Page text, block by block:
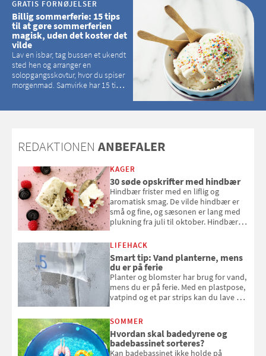
GRATIS FORNØJELSER
Billig sommerferie: 15 tips
til at gøre sommerferien
magisk, uden det koster det
vilde
Lav en isbar, tag bussen et ukendt
sted hen og arranger en
solopgangsskovtur, hvor du spiser
morgenmad. Samvirke har 15 tips
REDAKTIONEN ANBEFALER
KAGER
30 søde opskrifter med hindbær
Hindbær frister med en liflig og
aromatisk smag. De vilde hindbær er
små og fine, og sæsonen er lang med
plukning fra juli til oktober. Hindbær
kan bruge dine hindbær i alt fra
bagværk og salater til is og syltning.
LIFEHACK
Smart tip: Vand planterne, mens
du er på ferie
Planter og blomster har brug for vand,
mens du er på ferie. Med en plastpose,
vatpind og et par strips kan du lave dit
at bede naboen om at vande eller
komme hjem til døde planter
SOMMER
Hvordan skal badedyrene og
badebassinet sorteres?
Kan badebassinet ikke holde på